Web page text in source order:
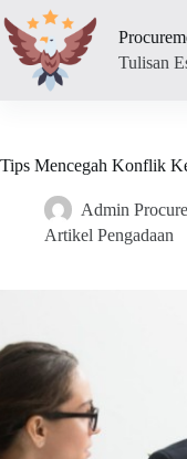
to
content
Tulisan
Tips Mencegah Konflik
Admin
Artikel Pengadaan